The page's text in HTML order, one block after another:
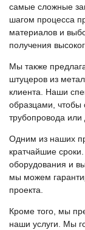
самые сложные
шагом процесса
материалов и
получения
Мы также
штуцеров из
клиента. Наши
образцами, чтобы
трубопровода или
Одним из наших
кратчайшие
оборудования и
мы можем
проекта.
Кроме того, мы
наши услуги. Мы